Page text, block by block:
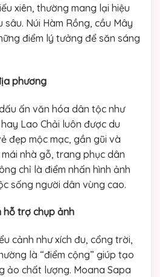
xiên, thường mang lại hiệu
sâu. Núi Hàm Rồng, cầu Mây
điểm lý tưởng để săn sáng
phương
ấn văn hóa dân tộc như
Lao Chải luôn được du
đẹp mộc mạc, gần gũi và
nhà gỗ, trang phục dân
chỉ là điểm nhấn hình ảnh
sống người dân vùng cao.
hỗ trợ chụp ảnh
cảnh như xích đu, cổng trời,
là “điểm cộng” giúp tạo
ảo chất lượng. Moana Sapa